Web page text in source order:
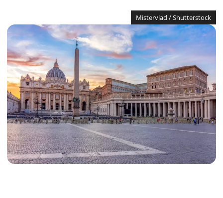
Mistervlad / Shutterstock